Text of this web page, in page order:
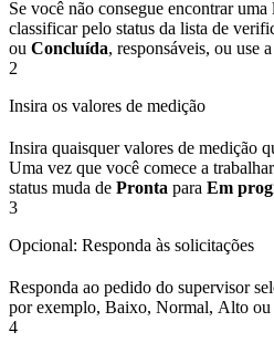
Se você não consegue encontrar
classificar pelo status da lista de
ou Concluída, responsáveis, ou use
2
Insira os valores de medição
Insira quaisquer valores de medição
Uma vez que você comece a
status muda de Pronta para Em
3
Opcional: Responda às solicitações
Responda ao pedido do supervisor
por exemplo, Baixo, Normal, Alto ou
4